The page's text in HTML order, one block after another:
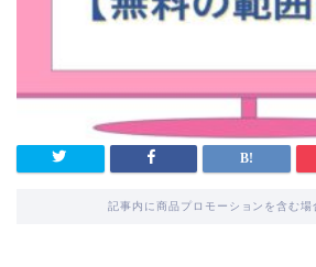
記事内に商品プロモーションを含む場